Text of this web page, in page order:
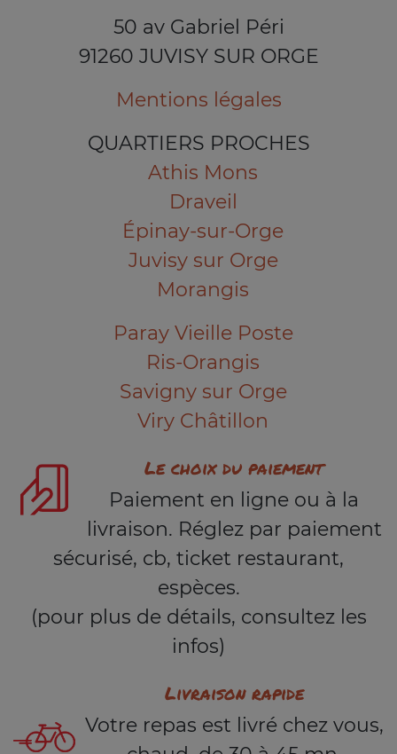
50 av Gabriel Péri
91260 JUVISY SUR ORGE
Mentions légales
QUARTIERS PROCHES
Athis Mons
Draveil
Épinay-sur-Orge
Juvisy sur Orge
Morangis
Paray Vieille Poste
Ris-Orangis
Savigny sur Orge
Viry Châtillon
Le choix du paiement
Paiement en ligne ou à la
livraison. Réglez par paiement
sécurisé, cb, ticket restaurant,
espèces.
(pour plus de détails, consultez les
infos)
Livraison rapide
Votre repas est livré chez vous,